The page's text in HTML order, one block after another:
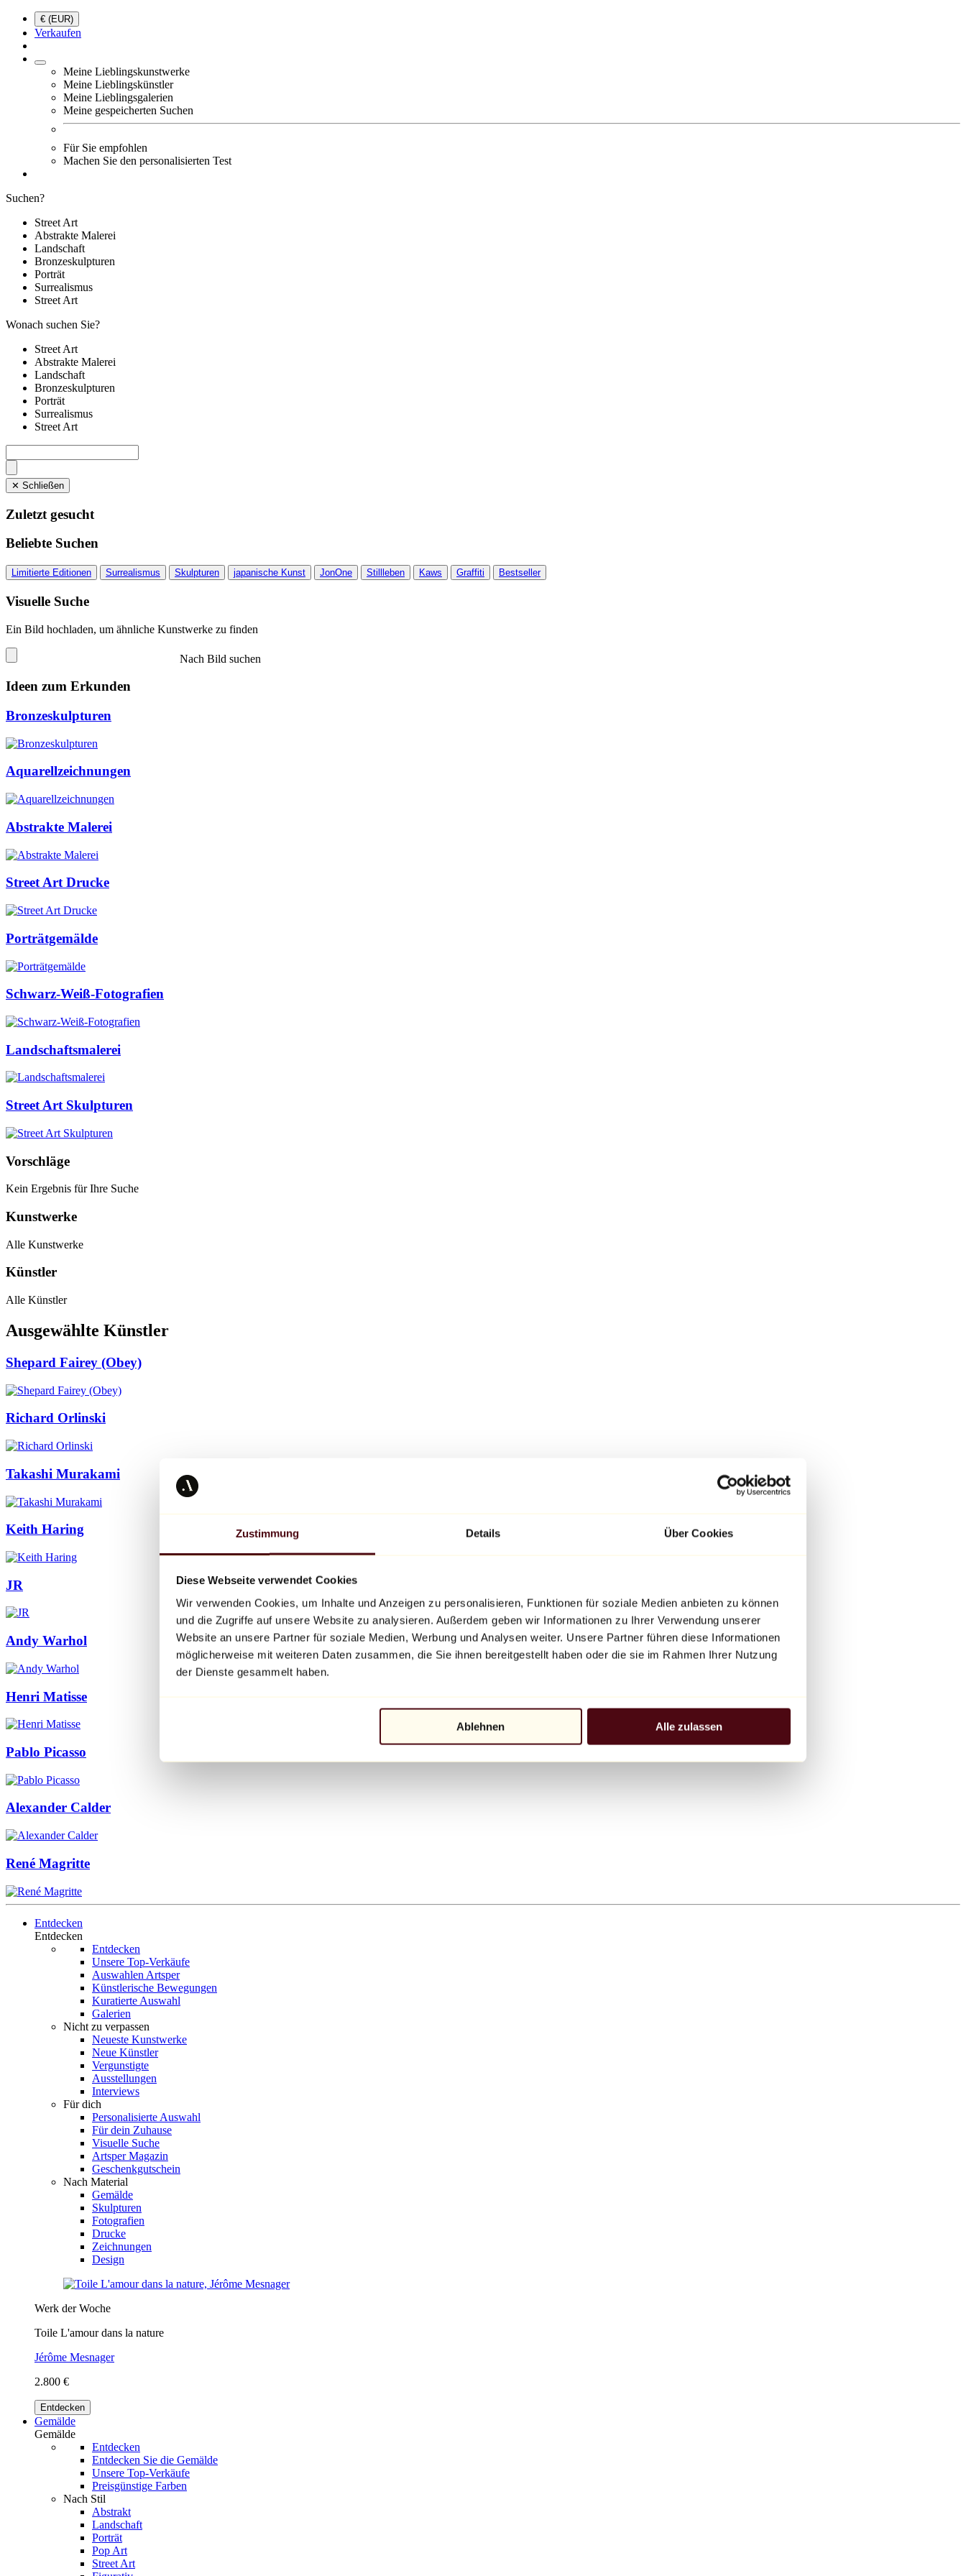
Zustimmung Details Über Cookies
Diese Webseite verwendet Cookies
Wir verwenden Cookies, um Inhalte und Anzeigen zu personalisieren, Funktionen für soziale Medien anbieten zu können
und die Zugriffe auf unsere Website zu analysieren. Außerdem geben wir Informationen zu Ihrer Verwendung unserer
Website an unsere Partner für soziale Medien, Werbung und Analysen weiter. Unsere Partner führen diese Informationen
möglicherweise mit weiteren Daten zusammen, die Sie ihnen bereitgestellt haben oder die sie im Rahmen Ihrer Nutzung
der Dienste gesammelt haben.
Ablehnen Alle zulassen
€ (EUR)
Verkaufen
Meine Lieblingskunstwerke
Meine Lieblingskünstler
Meine Lieblingsgalerien
Meine gespeicherten Suchen
Für Sie empfohlen
Machen Sie den personalisierten Test
Suchen?
Street Art
Abstrakte Malerei
Landschaft
Bronzeskulpturen
Porträt
Surrealismus
Street Art
Wonach suchen Sie?
Street Art
Abstrakte Malerei
Landschaft
Bronzeskulpturen
Porträt
Surrealismus
Street Art
✕ Schließen
Zuletzt gesucht
Beliebte Suchen
Limitierte Editionen Surrealismus Skulpturen japanische Kunst JonOne Stillleben Kaws Graffiti Bestseller
Visuelle Suche
Ein Bild hochladen, um ähnliche Kunstwerke zu finden
Nach Bild suchen
Ideen zum Erkunden
Bronzeskulpturen
Aquarellzeichnungen
Abstrakte Malerei
Street Art Drucke
Porträtgemälde
Schwarz-Weiß-Fotografien
Landschaftsmalerei
Street Art Skulpturen
Vorschläge
Kein Ergebnis für Ihre Suche
Kunstwerke
Alle Kunstwerke
Künstler
Alle Künstler
Ausgewählte Künstler
Shepard Fairey (Obey)
Richard Orlinski
Takashi Murakami
Keith Haring
JR
Andy Warhol
Henri Matisse
Pablo Picasso
Alexander Calder
René Magritte
Entdecken
Entdecken
Entdecken
Unsere Top-Verkäufe
Auswahlen Artsper
Künstlerische Bewegungen
Kuratierte Auswahl
Galerien
Nicht zu verpassen
Neueste Kunstwerke
Neue Künstler
Vergunstigte
Ausstellungen
Interviews
Für dich
Personalisierte Auswahl
Für dein Zuhause
Visuelle Suche
Artsper Magazin
Geschenkgutschein
Nach Material
Gemälde
Skulpturen
Fotografien
Drucke
Zeichnungen
Design
Werk der Woche
Toile L'amour dans la nature
Jérôme Mesnager
2.800 €
Entdecken
Gemälde
Gemälde
Entdecken
Entdecken Sie die Gemälde
Unsere Top-Verkäufe
Preisgünstige Farben
Nach Stil
Abstrakt
Landschaft
Porträt
Pop Art
Street Art